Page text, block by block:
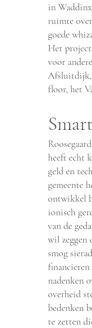
in
ruimte
goede
Het
voor
Afsluitdijk,
floor, het
heeft echt
geld en
gemeente
ontwikkel
ionisch
van de
wil zeggen
smog
nadenken
overheid
bedenken
te zetten